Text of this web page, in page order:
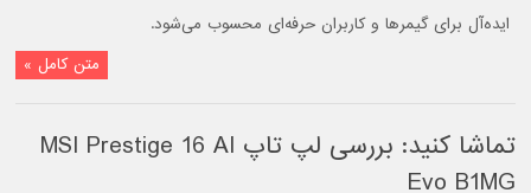
ایده‌آل برای گیمرها و کاربران حرفه‌ای محسوب می‌شود.
متن کامل »
تماشا کنید: بررسی لپ تاپ MSI Prestige 16 AI
Evo B1MG